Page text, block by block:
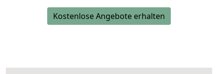
Kostenlose Angebote erhalten